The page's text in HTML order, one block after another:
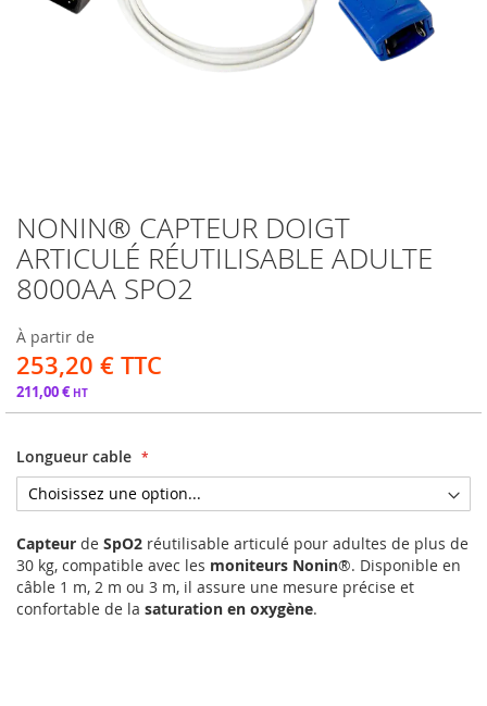
NONIN® CAPTEUR DOIGT
ARTICULÉ RÉUTILISABLE ADULTE
8000AA SPO2
À partir de
253,20 €
211,00 €
Longueur cable
Capteur de SpO2 réutilisable articulé pour adultes de plus de
30 kg, compatible avec les moniteurs Nonin®. Disponible en
câble 1 m, 2 m ou 3 m, il assure une mesure précise et
confortable de la saturation en oxygène.
Passer
au
début
de
Galerie
d’images